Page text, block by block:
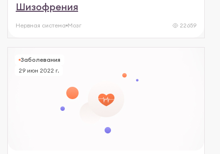
Шизофрения
Нервная система Мозг 22659
Заболевания
29 июн 2022 г.